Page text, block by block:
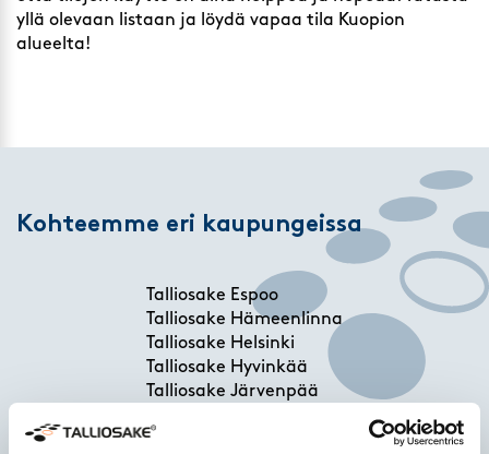
yllä olevaan listaan ja löydä vapaa tila Kuopion
alueelta!
Kohteemme eri kaupungeissa
Talliosake Espoo
Talliosake Hämeenlinna
Talliosake Helsinki
Talliosake Hyvinkää
Talliosake Järvenpää
Talliosake Jyväskylä